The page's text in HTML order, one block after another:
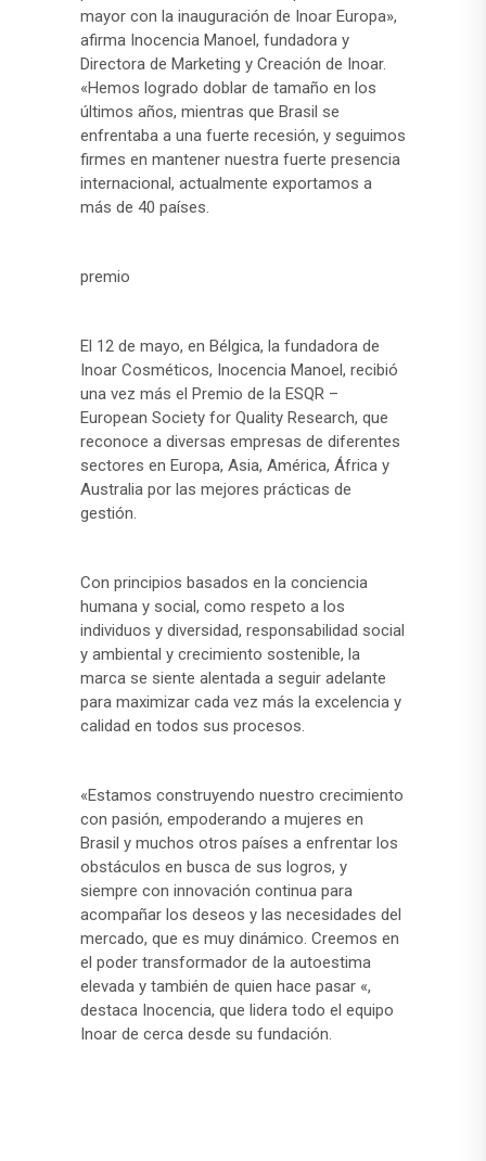
mayor con la inauguración de Inoar Europa»,
afirma Inocencia Manoel, fundadora y
Directora de Marketing y Creación de Inoar.
«Hemos logrado doblar de tamaño en los
últimos años, mientras que Brasil se
enfrentaba a una fuerte recesión, y seguimos
firmes en mantener nuestra fuerte presencia
internacional, actualmente exportamos a
más de 40 países.
premio
El 12 de mayo, en Bélgica, la fundadora de
Inoar Cosméticos, Inocencia Manoel, recibió
una vez más el Premio de la ESQR –
European Society for Quality Research, que
reconoce a diversas empresas de diferentes
sectores en Europa, Asia, América, África y
Australia por las mejores prácticas de
gestión.
Con principios basados ​​en la conciencia
humana y social, como respeto a los
individuos y diversidad, responsabilidad social
y ambiental y crecimiento sostenible, la
marca se siente alentada a seguir adelante
para maximizar cada vez más la excelencia y
calidad en todos sus procesos.
«Estamos construyendo nuestro crecimiento
con pasión, empoderando a mujeres en
Brasil y muchos otros países a enfrentar los
obstáculos en busca de sus logros, y
siempre con innovación continua para
acompañar los deseos y las necesidades del
mercado, que es muy dinámico. Creemos en
el poder transformador de la autoestima
elevada y también de quien hace pasar «,
destaca Inocencia, que lidera todo el equipo
Inoar de cerca desde su fundación.